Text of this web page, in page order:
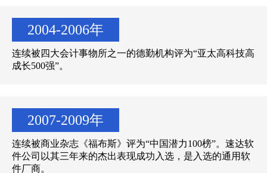
2004-2006年
连续被四大会计事物所之一的德勤机构评为“亚太高科技高
成长500强”。
2007-2009年
连续被商业杂志《福布斯》评为“中国潜力100榜”。速达软
件公司以其三年来的杰出表现成功入选，是入选的通用软
件厂商。